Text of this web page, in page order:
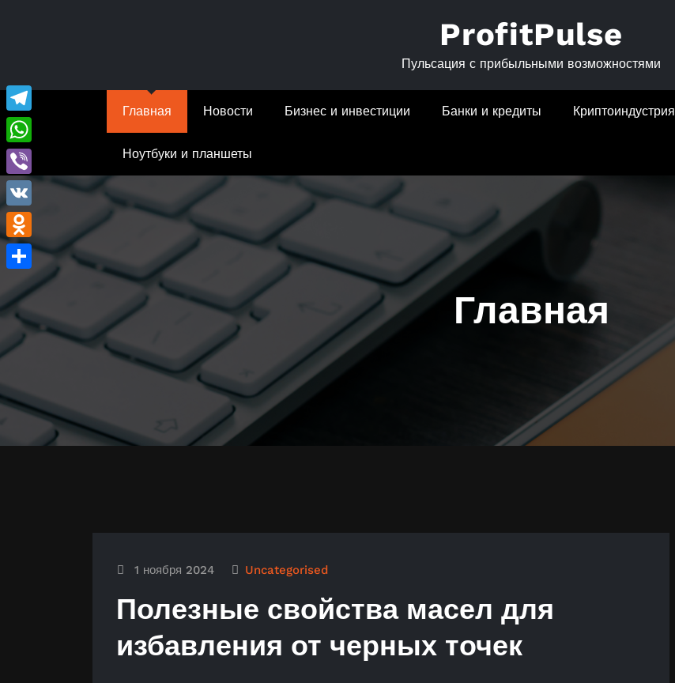
ProfitPulse
Пульсация с прибыльными возможностями
Главная Новости Бизнес и инвестиции Банки и кредиты Криптоиндустрия
Ноутбуки и планшеты
Главная
1 ноября 2024 Uncategorised
Полезные свойства масел для
избавления от черных точек
Telegram
WhatsApp
Viber
VK
Odnoklassniki
Отправить